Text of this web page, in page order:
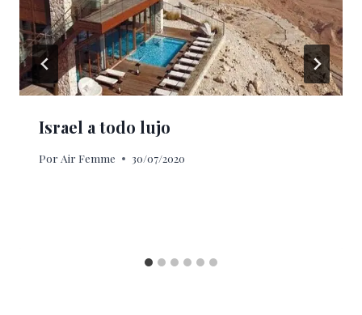
Israel a todo lujo
Por Air Femme 30/07/2020